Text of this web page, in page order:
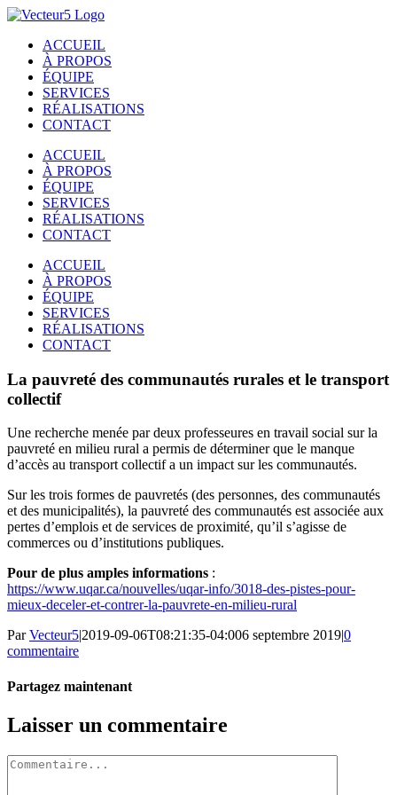
Passer
contenuACCUEIL
À PROPOS
ÉQUIPE
SERVICES
RÉALISATIONS
CONTACT
ACCUEIL
À PROPOS
ÉQUIPE
SERVICES
RÉALISATIONS
CONTACT
ACCUEIL
À PROPOS
ÉQUIPE
SERVICES
RÉALISATIONS
CONTACT
La pauvreté des communautés rurales et le transport
collectif
Une recherche menée par deux professeures en travail social sur la
pauvreté en milieu rural a permis de déterminer que le manque
d’accès au transport collectif a un impact sur les communautés.
Sur les trois formes de pauvretés (des personnes, des communautés
et des municipalités), la pauvreté des communautés est associée aux
pertes d’emplois et de services de proximité, qu’il s’agisse de
commerces ou d’institutions publiques.
Pour de plus amples informations :
https://www.uqar.ca/nouvelles/uqar-info/3018-des-pistes-pour-
mieux-deceler-et-contrer-la-pauvrete-en-milieu-rural
ParVecteur5|2019-09-06T08:21:35-04:006 septembre 2019|0
commentaire
Partagez maintenant
Facebook
Twitter
LinkedIn
Tumblr
Pinterest
Email
Laisser un commentaire
Commentaire